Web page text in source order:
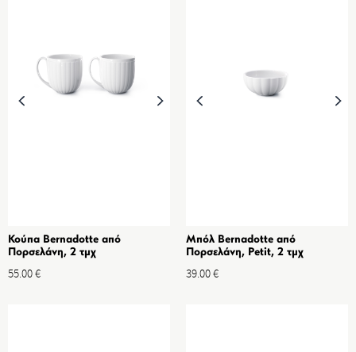
Κούπα Bernadotte από
Πορσελάνη, 2 τμχ
55.00€
Μπόλ Bernadotte από
Πορσελάνη, Petit, 2 τμχ
39.00€